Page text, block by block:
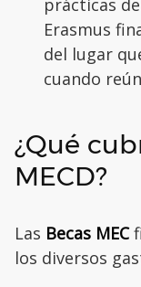
Erasmus
del lugar
cuando
¿Qué
MECD?
Las Becas MEC
los diversos